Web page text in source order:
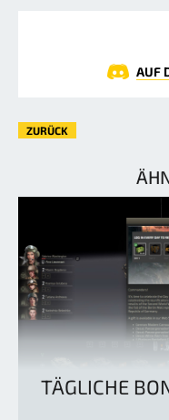
AUF
ZURÜCK
TÄGLICHE